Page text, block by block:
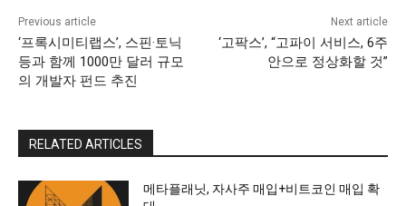
Previous article
‘프록시미티랩스’, 스핀·토닉
등과 함께 1000만 달러 규모
의 개발자 펀드 추진
Next article
‘고팍스’, “고파이 서비스, 6주
안으로 정상화할 것”
RELATED ARTICLES
메타플래닛, 자사주 매입+비트코인 매입 확